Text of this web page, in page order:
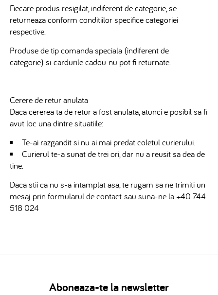
Fiecare produs resigilat, indiferent de categorie, se
returneaza conform conditiilor specifice categoriei
respective.
Produse de tip comanda speciala (indiferent de
categorie) si cardurile cadou nu pot fi returnate.
Cerere de retur anulata
Daca cererea ta de retur a fost anulata, atunci e posibil sa fi
avut loc una dintre situatiile:
Te-ai razgandit si nu ai mai predat coletul curierului.
Curierul te-a sunat de trei ori, dar nu a reusit sa dea de
tine.
Daca stii ca nu s-a intamplat asa, te rugam sa ne trimiti un
mesaj prin formularul de contact sau suna-ne la +40 744
518 024
Aboneaza-te la newsletter